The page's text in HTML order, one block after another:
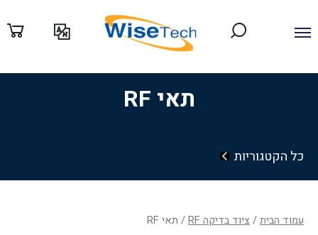
לתוכן
תאי RF
כל הקטגוריות
עמוד הבית/ ציוד בדיקה RF / תאי RF